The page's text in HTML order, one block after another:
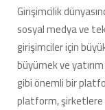
Girişimcilik
sosyal medya ve
girişimciler için
büyümek ve
gibi önemli bir
platform, şirketlere